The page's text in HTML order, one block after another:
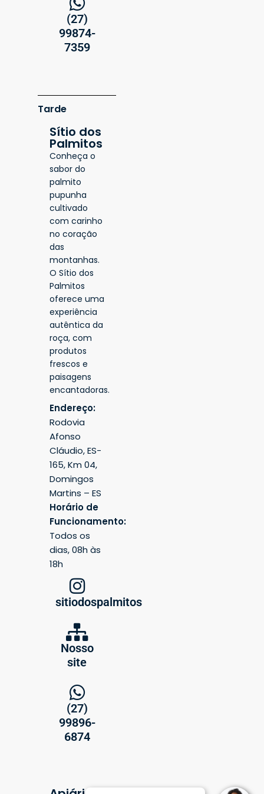
(27)
99874-
7359
Tarde
Sítio dos
Palmitos
Conheça o
sabor do
palmito
pupunha
cultivado
com carinho
no coração
das
montanhas.
O Sítio dos
Palmitos
oferece uma
experiência
autêntica da
roça, com
produtos
frescos e
paisagens
encantadoras.
Endereço:
Rodovia
Afonso
Cláudio, ES-
165, Km 04,
Domingos
Martins – ES
Horário de
Funcionamento:
Todos os
dias, 08h às
18h
sitiodospalmitos
Nosso
site
(27)
99896-
6874